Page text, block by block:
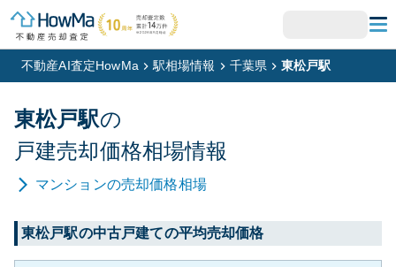
不動産AI査定HowMa 駅相場情報 千葉県 東松戸駅
東松戸駅の
戸建売却価格相場情報
マンションの売却価格相場
東松戸駅の中古戸建ての平均売却価格